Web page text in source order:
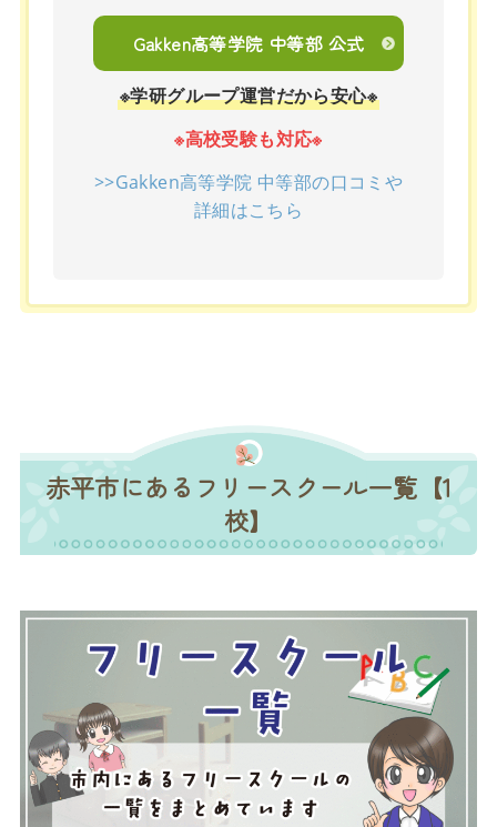
Gakken高等学院 中等部 公式
※学研グループ運営だから安心※
※高校受験も対応※
>>Gakken高等学院 中等部の口コミや
詳細はこちら
赤平市にあるフリースクール一覧【1
校】